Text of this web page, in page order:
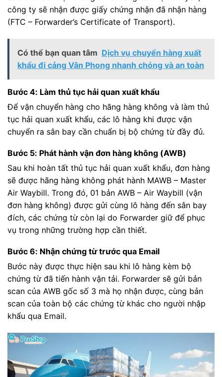
công ty sẽ nhận được giấy chứng nhận đã nhận hàng
(FTC – Forwarder’s Certificate of Transport).
Có thể bạn quan tâm Dịch vụ chuyển hàng xuất
khẩu đi cảng Vân Phong nhanh chóng và an toàn
Bước 4: Làm thủ tục hải quan xuất khẩu
Để vận chuyển hàng cho hãng hàng không và làm thủ
tục hải quan xuất khẩu, các lô hàng khi được vận
chuyển ra sân bay cần chuẩn bị bộ chứng từ đầy đủ.
Bước 5: Phát hành vận đơn hàng không (AWB)
Sau khi hoàn tất thủ tục hải quan xuất khẩu, đơn hàng
sẽ được hãng hàng không phát hành MAWB – Master
Air Waybill. Trong đó, 01 bản AWB – Air Waybill (vận
đơn hàng không) được gửi cùng lô hàng đến sân bay
đích, các chứng từ còn lại do Forwarder giữ để phục
vụ trong những trường hợp cần thiết.
Bước 6: Nhận chứng từ trước qua Email
Bước này được thực hiện sau khi lô hàng kèm bộ
chứng từ đã tiến hành vận tải. Forwarder sẽ gửi bản
scan của AWB gốc số 3 mà họ nhận được, cùng bản
scan của toàn bộ các chứng từ khác cho người nhập
khẩu qua Email.